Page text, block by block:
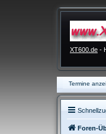
XT600.de -
Termine
Foren-